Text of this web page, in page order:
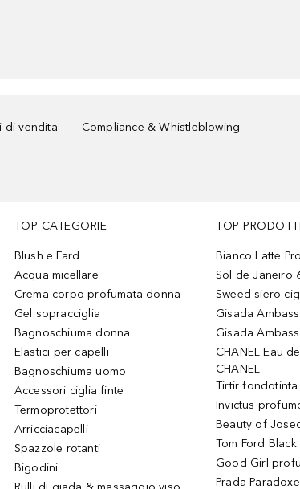
di vendita
Compliance & Whistleblowing
TOP CATEGORIE
Blush e Fard
Acqua micellare
Crema corpo profumata donna
Gel sopracciglia
Bagnoschiuma donna
Elastici per capelli
Bagnoschiuma uomo
Accessori ciglia finte
Termoprotettori
Arricciacapelli
Spazzole rotanti
Bigodini
TOP PRODOTTI
Bianco Latte
Sol de Janeiro
Sweed siero
Gisada
Gisada
CHANEL Eau
CHANEL
Tirtir fondotinta
Invictus
Beauty of
Tom Ford
Good Girl
Prada Paradoxe